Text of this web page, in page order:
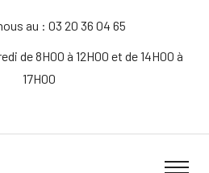
au : 03 20 36 04 65
de 8H00 à 12H00 et de 14H00 à
17H00